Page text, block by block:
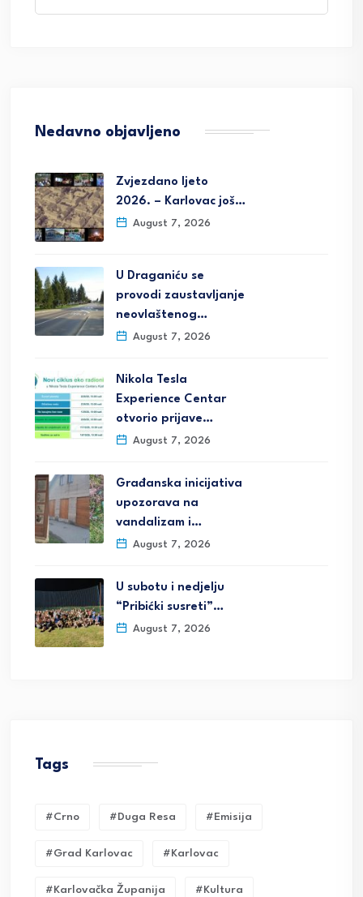
Nedavno objavljeno
Zvjezdano ljeto
2026. – Karlovac još…
August 7, 2026
U Draganiću se
provodi zaustavljanje
neovlaštenog…
August 7, 2026
Nikola Tesla
Experience Centar
otvorio prijave…
August 7, 2026
Građanska inicijativa
upozorava na
vandalizam i…
August 7, 2026
U subotu i nedjelju
“Pribićki susreti”…
August 7, 2026
Tags
#crno #duga Resa #emisija
#grad Karlovac #karlovac
#karlovačka Županija #kultura